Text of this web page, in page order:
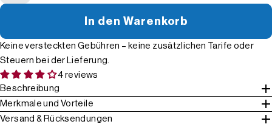
In den Warenkorb
Keine versteckten Gebühren – keine zusätzlichen Tarife oder
Steuern bei der Lieferung.
4 reviews
Beschreibung
Merkmale und Vorteile
Versand & Rücksendungen